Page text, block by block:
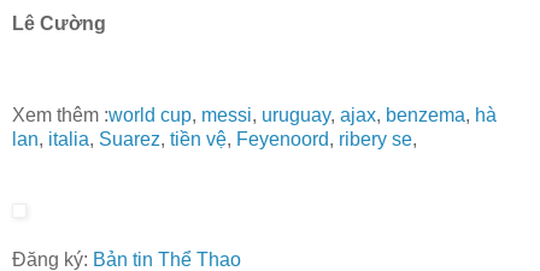
Lê Cường
Xem thêm :world cup, messi, uruguay, ajax, benzema, hà
lan, italia, Suarez, tiền vệ, Feyenoord, ribery se,
Đăng ký: Bản tin Thể Thao